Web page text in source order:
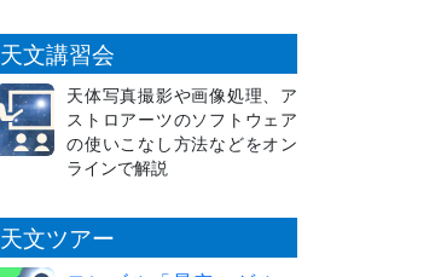
天文講習会
天体写真撮影や画像処理、ア
ストロアーツのソフトウェア
の使いこなし方法などをオン
ラインで解説
天文ツアー